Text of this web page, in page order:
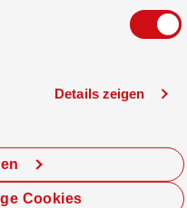
Details zeigen
Cookies